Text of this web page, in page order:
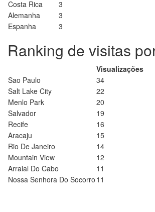
Costa Rica
3
Alemanha
3
Espanha
3
Ranking de visitas
Visualizações
Sao Paulo
34
Salt Lake City
22
Menlo Park
20
Salvador
19
Recife
16
Aracaju
15
Rio De Janeiro
14
Mountain View
12
Arraial Do Cabo
11
Nossa Senhora Do Socorro 11